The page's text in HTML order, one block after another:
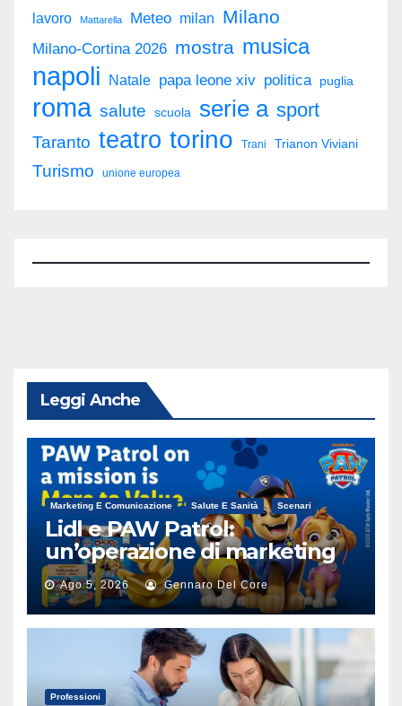
lavoro
Mattarella Meteo milan Milano
Milano-Cortina 2026 mostra musica
napoli Natale papa leone xiv politica puglia
roma salute scuola serie a sport
Taranto teatro torino Trani Trianon Viviani
Turismo unione europea
Leggi Anche
Marketing E Comunicazione Salute E Sanità Scenari
Lidl e PAW Patrol:
un’operazione di marketing
alimentare
Ago 5, 2026 Gennaro Del Core
Professioni